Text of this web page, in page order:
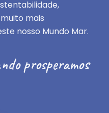
mais
nosso Mundo Mar.
prosperamos